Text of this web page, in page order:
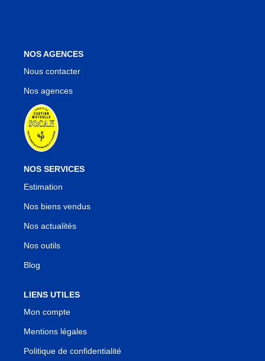
NOS AGENCES
Nous contacter
Nos agences
NOS SERVICES
Estimation
Nos biens vendus
Nos actualités
Nos outils
Blog
LIENS UTILES
Mon compte
Mentions légales
Politique de confidentialité